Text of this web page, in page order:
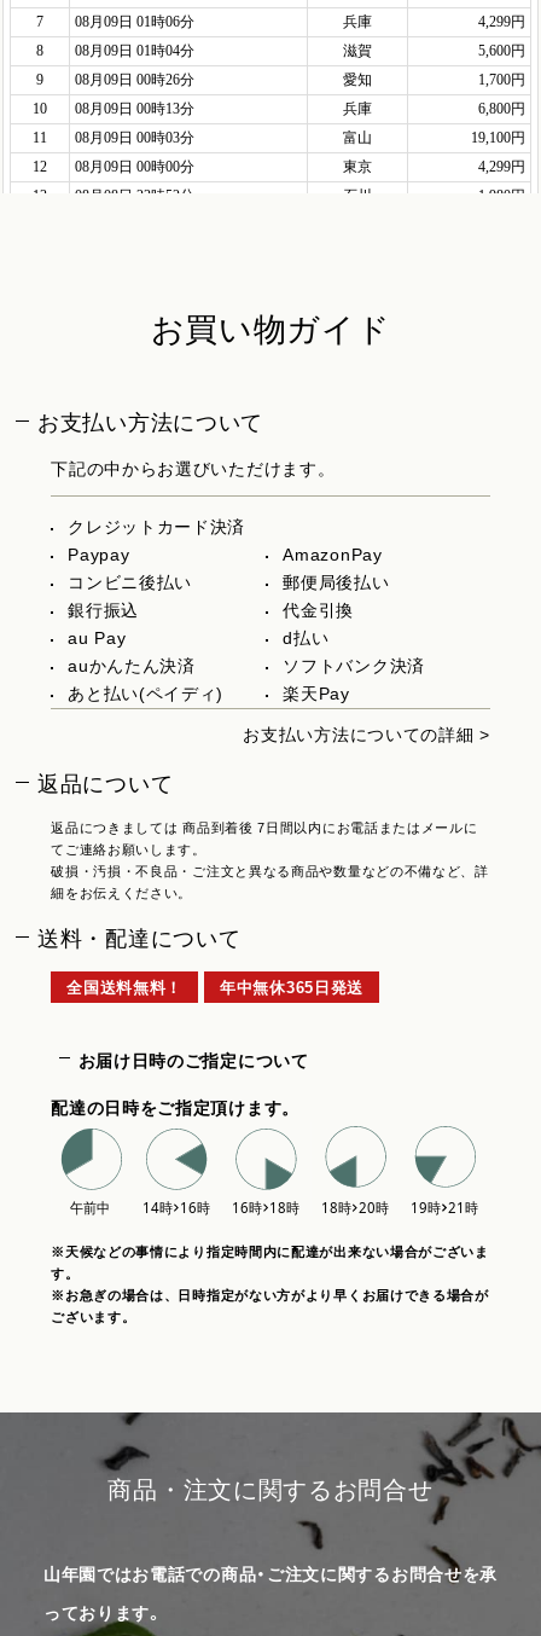
お買い物ガイド
お支払い方法について
下記の中からお選びいただけます。
クレジットカード決済
Paypay
AmazonPay
コンビニ後払い
郵便局後払い
銀行振込
代金引換
au Pay
d払い
auかんたん決済
ソフトバンク決済
あと払い(ペイディ)
楽天Pay
お支払い方法についての詳細 >
返品について
返品につきましては 商品到着後 7日間以内にお電話またはメールに
てご連絡お願いします。
破損・汚損・不良品・ご注文と異なる商品や数量などの不備など、詳
細をお伝えください。
送料・配達について
全国送料無料！ 年中無休365日発送
お届け日時のご指定について
配達の日時をご指定頂けます。
※天候などの事情により指定時間内に配達が出来ない場合がございま
す。
※お急ぎの場合は、日時指定がない方がより早くお届けできる場合が
ございます。
商品・注文に関するお問合せ
山年園ではお電話での商品・ご注文に関するお問合せを承
っております。